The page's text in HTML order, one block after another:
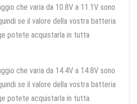
che varia da 10.8V a 11.1V sono
se il valore della vostra batteria
potete acquistarla in tutta
che varia da 14.4V a 14.8V sono
se il valore della vostra batteria
potete acquistarla in tutta